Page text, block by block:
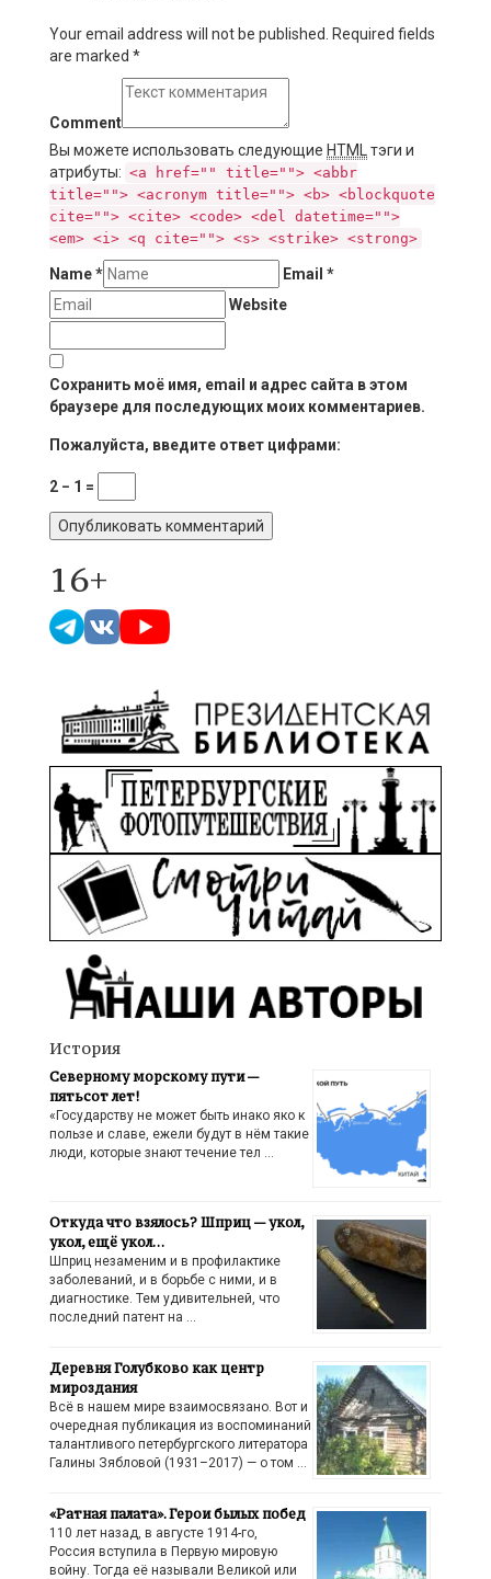
Your email address will not be published. Required fields
are marked *
Comment
Вы можете использовать следующие HTML
тэги и
атрибуты: <a href="" title=""> <abbr
title=""> <acronym title=""> <b> <blockquote
cite=""> <cite> <code> <del datetime="">
<em> <i> <q cite=""> <s> <strike> <strong>
Name* Email *
Website
Сохранить моё имя, email и адрес сайта в этом
браузере для последующих моих комментариев.
Пожалуйста, введите ответ цифрами:
2 − 1 =
16+
История
Северному морскому пути —
пятьсот лет!
«Государству не может быть инако яко к
пользе и славе, ежели будут в нём такие
люди, которые знают течение тел …
Откуда что взялось? Шприц — укол,
укол, ещё укол…
Шприц незаменим и в профилактике
заболеваний, и в борьбе с ними, и в
диагностике. Тем удивительней, что
последний патент на …
Деревня Голубково как центр
мироздания
Всё в нашем мире взаимосвязано. Вот и
очередная публикация из воспоминаний
талантливого петербургского литератора
Галины Зябловой (1931–2017) — о том …
«Ратная палата». Герои былых побед
110 лет назад, в августе 1914-го,
Россия вступила в Первую мировую
войну. Тогда её называли Великой или